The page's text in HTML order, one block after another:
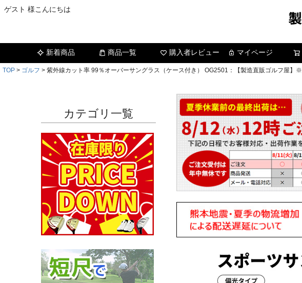
ゲスト 様こんにちは
新着商品 商品一覧 購入者レビュー マイページ
TOP ゴルフ 紫外線カット率 99％オーバーサングラス（ケース付き） OG2501：【製造直販ゴルフ屋】※
カテゴリ一覧